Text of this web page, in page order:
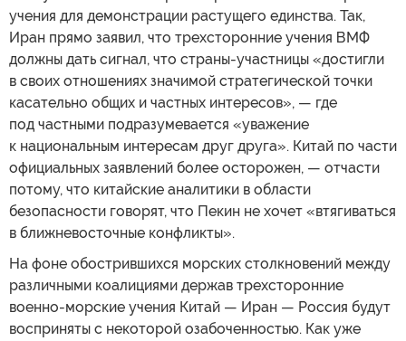
учения для демонстрации растущего единства. Так,
Иран прямо заявил, что трехсторонние учения ВМФ
должны дать сигнал, что страны-участницы «достигли
в своих отношениях значимой стратегической точки
касательно общих и частных интересов», — где
под частными подразумевается «уважение
к национальным интересам друг друга». Китай по части
официальных заявлений более осторожен, — отчасти
потому, что китайские аналитики в области
безопасности говорят, что Пекин не хочет «втягиваться
в ближневосточные конфликты».
На фоне обострившихся морских столкновений между
различными коалициями держав трехсторонние
военно-морские учения Китай — Иран — Россия будут
восприняты с некоторой озабоченностью. Как уже